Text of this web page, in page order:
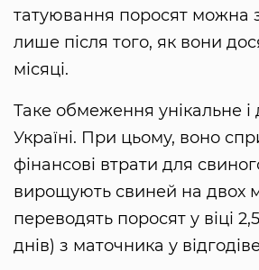
татуювання поросят можна
лише після того, як вони
місяці.
Таке обмеження унікальне і
Україні. При цьому, воно
фінансові втрати для
вирощують свиней на двох
переводять поросят у віці
днів) з маточника у